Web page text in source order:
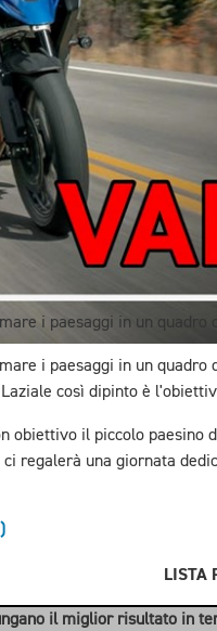
i paesaggi in un
i paesaggi in un
così dipinto è
obiettivo il piccolo paesino
regalerà una giornata
)
LISTA
il miglior risultato in